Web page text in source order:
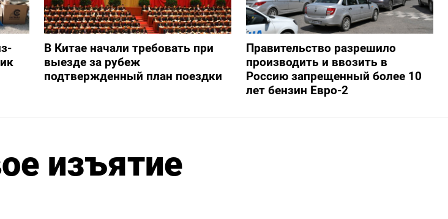
В Китае начали требовать при
выезде за рубеж
подтвержденный план поездки
Правительство разрешило
производить и ввозить в
Россию запрещенный более 10
лет бензин Евро-2
изъятие